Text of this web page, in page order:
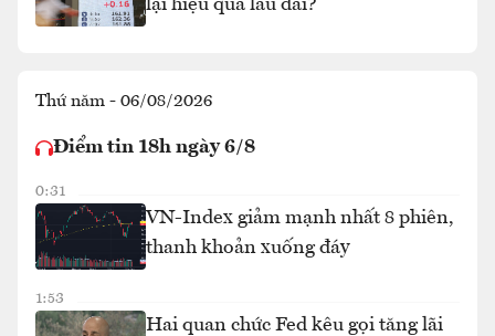
lại hiệu quả lâu dài?
Thứ năm - 06/08/2026
Điểm tin 18h ngày 6/8
0:31
VN-Index giảm mạnh nhất 8 phiên,
thanh khoản xuống đáy
1:53
Hai quan chức Fed kêu gọi tăng lãi